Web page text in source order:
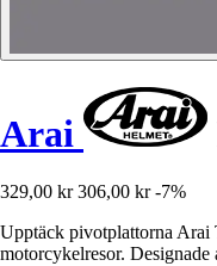
Arai
329,00 kr 306,00 kr -7%
Upptäck pivotplattorna
motorcykelresor.